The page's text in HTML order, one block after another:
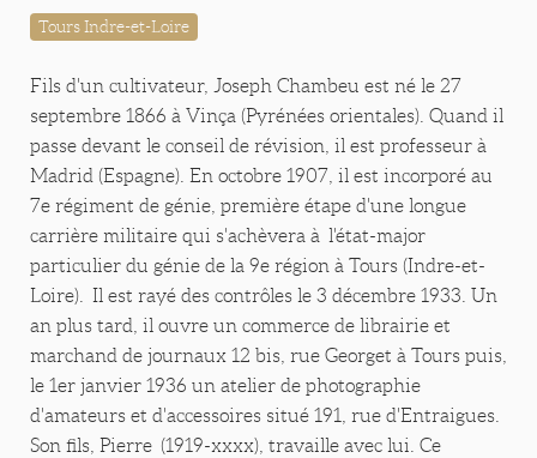
Tours Indre-et-Loire
Fils d'un cultivateur, Joseph Chambeu est né le 27
septembre 1866 à Vinça (Pyrénées orientales). Quand il
passe devant le conseil de révision, il est professeur à
Madrid (Espagne). En octobre 1907, il est incorporé au
7e régiment de génie, première étape d'une longue
carrière militaire qui s'achèvera à l'état-major
particulier du génie de la 9e région à Tours (Indre-et-
Loire). Il est rayé des contrôles le 3 décembre 1933. Un
an plus tard, il ouvre un commerce de librairie et
marchand de journaux 12 bis, rue Georget à Tours puis,
le 1er janvier 1936 un atelier de photographie
d'amateurs et d'accessoires situé 191, rue d'Entraigues.
Son fils, Pierre (1919-xxxx), travaille avec lui. Ce